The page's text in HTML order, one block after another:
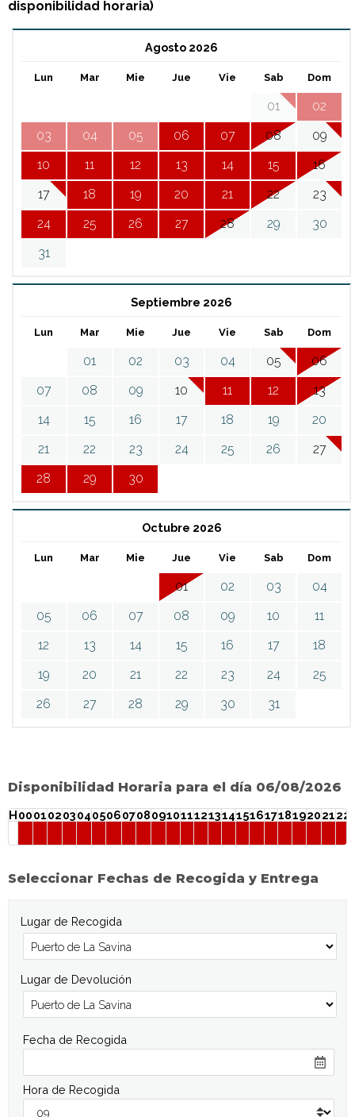
disponibilidad horaria)
Agosto 2026
Lun Mar Mie Jue Vie Sab Dom
01
02
03
04 05 06 07 08
09
10
11 12 13 14 15
16
17
18 19 20 21 22
23
24
25 26 27 28 29
30
31
Septiembre 2026
Lun Mar Mie Jue Vie Sab Dom
01 02 03 04 05
06
07
08 09 10 11 12
13
14
15 16 17 18 19
20
21
22 23 24 25 26
27
28
29 30
Octubre 2026
Lun Mar Mie Jue Vie Sab Dom
01 02 03
04
05
06 07 08 09 10
11
12
13 14 15 16 17
18
19
20 21 22 23 24
25
26
27 28 29 30 31
Disponibilidad Horaria para el día 06/08/2026
H0001020304050607080910111213141516171819202122
Seleccionar Fechas de Recogida y Entrega
Lugar de Recogida
Lugar de Devolución
Fecha de Recogida
Hora de Recogida